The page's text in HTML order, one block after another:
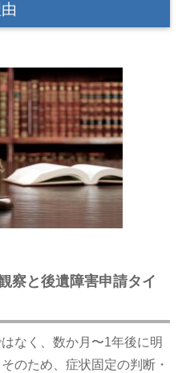
察と後遺障害申請タイ
なく、数か月〜1年後に明
のため、症状固定の判断・